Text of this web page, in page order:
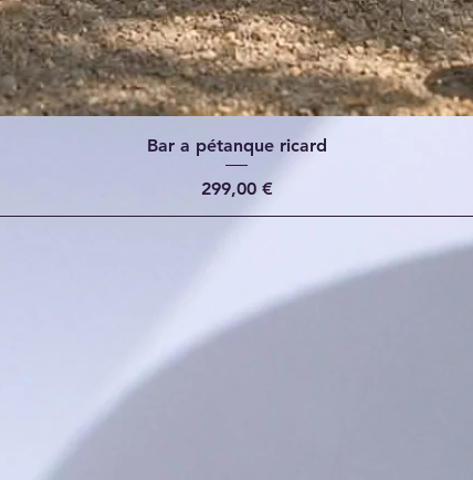
Bar a pétanque ricard
Prix
299,00 €